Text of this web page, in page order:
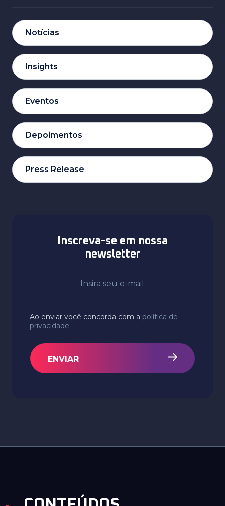
Notícias
Insights
Eventos
Depoimentos
Press Release
Inscreva-se em nossa
newsletter
Ao enviar você concorda com a política de
privacidade.
ENVIAR